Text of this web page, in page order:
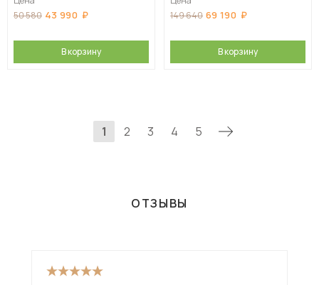
50 580 43 990
В корзину
149 640 69 190
В корзину
1 2 3 4 5
ОТЗЫВЫ